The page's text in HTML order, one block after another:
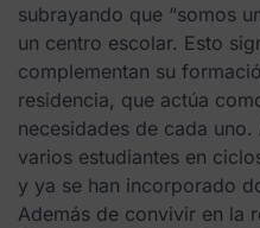
subrayando que “somos
un centro escolar. Esto
complementan su
residencia, que actúa
necesidades de cada
varios estudiantes en
y ya se han incorporado
Además de convivir en la